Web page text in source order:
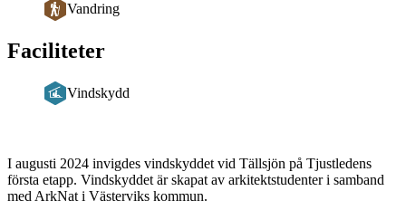
Vandring
Faciliteter
Vindskydd
I augusti 2024 invigdes vindskyddet vid Tällsjön på Tjustledens
första etapp. Vindskyddet är skapat av arkitektstudenter i samband
med ArkNat i Västerviks kommun.